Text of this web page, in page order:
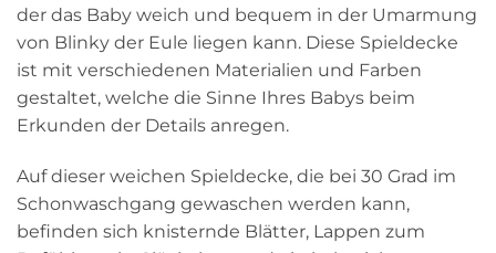
der das Baby weich und bequem in der Umarmung
von Blinky der Eule liegen kann. Diese Spieldecke
ist mit verschiedenen Materialien und Farben
gestaltet, welche die Sinne Ihres Babys beim
Erkunden der Details anregen.
Auf dieser weichen Spieldecke, die bei 30 Grad im
Schonwaschgang gewaschen werden kann,
befinden sich knisternde Blätter, Lappen zum